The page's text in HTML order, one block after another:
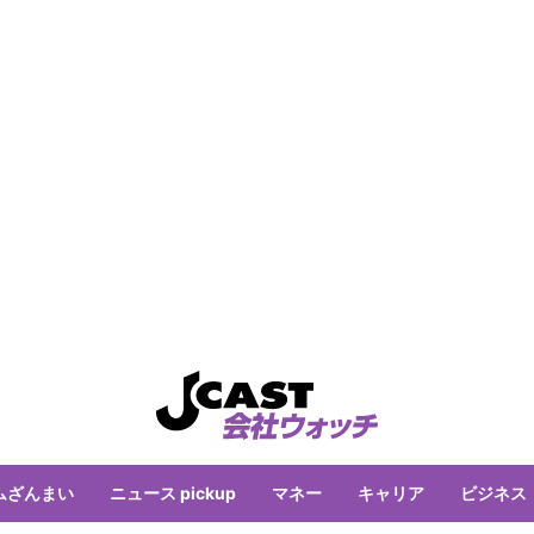
ざんまい ニュース pickup マネー キャリア ビジネス